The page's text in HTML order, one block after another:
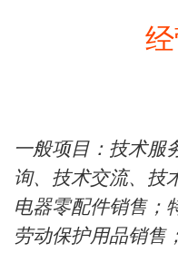
一般项目：技术服
询、技术交流、技
电器零配件销售；
劳动保护用品销售